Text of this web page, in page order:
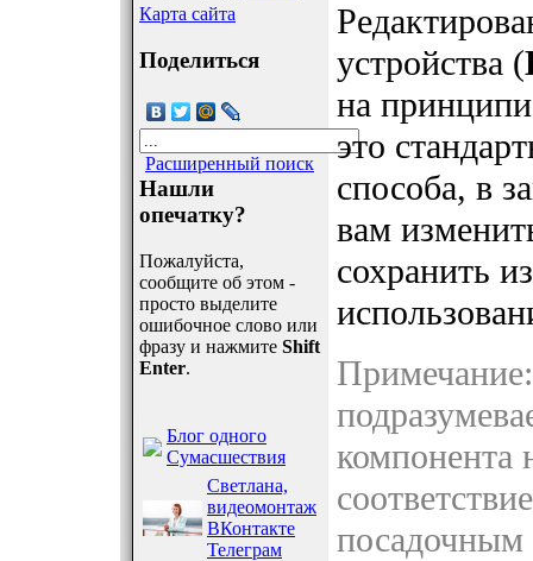
Карта сайта
Поделиться
Расширенный поиск
Нашли
опечатку?
Пожалуйста,
сообщите об этом -
просто выделите
ошибочное слово или
фразу и нажмите Shift
Enter.
Блог одного
Сумасшествия
Светлана,
видеомонтаж
ВКонтакте
Телеграм
устройства (
на
это
способа, в
вам
сохранить
компонента
посадочным